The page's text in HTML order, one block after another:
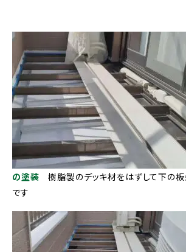
の塗装 樹脂製のデッキ材をはずして下の
です